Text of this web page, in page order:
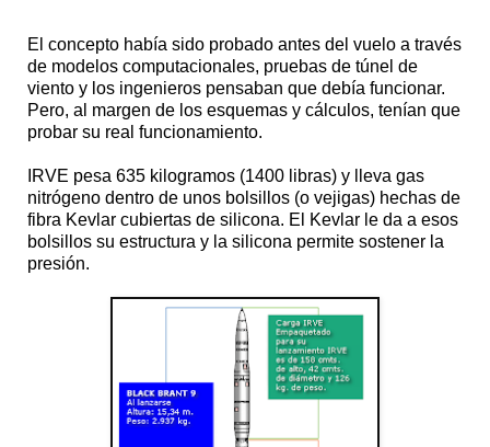
El concepto había sido probado antes del vuelo a través
de modelos computacionales, pruebas de túnel de
viento y los ingenieros pensaban que debía funcionar.
Pero, al margen de los esquemas y cálculos, tenían que
probar su real funcionamiento.
IRVE pesa 635 kilogramos (1400 libras) y lleva gas
nitrógeno dentro de unos bolsillos (o vejigas) hechas de
fibra Kevlar cubiertas de silicona. El Kevlar le da a esos
bolsillos su estructura y la silicona permite sostener la
presión.